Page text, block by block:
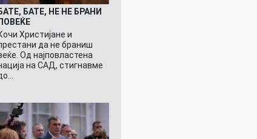
БАТЕ, БАТЕ, НЕ НЕ БРАНИ
ПОВЕЌЕ
Христијане и
да не браниш
Од најповластена
на САД, стигнавме